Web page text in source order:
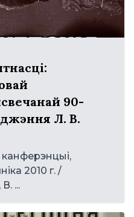
90-
Л. В.
2010 г. /
...